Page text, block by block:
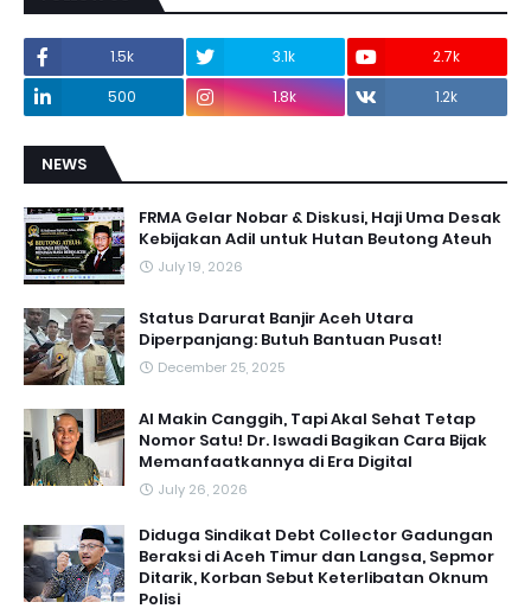
1.5k 3.1k
2.7k
500
1.8k 1.2k
NEWS
FRMA Gelar Nobar & Diskusi, Haji Uma Desak
Kebijakan Adil untuk Hutan Beutong Ateuh
July 19, 2026
Status Darurat Banjir Aceh Utara
Diperpanjang: Butuh Bantuan Pusat!
December 25, 2025
AI Makin Canggih, Tapi Akal Sehat Tetap
Nomor Satu! Dr. Iswadi Bagikan Cara Bijak
Memanfaatkannya di Era Digital
July 26, 2026
Diduga Sindikat Debt Collector Gadungan
Beraksi di Aceh Timur dan Langsa, Sepmor
Ditarik, Korban Sebut Keterlibatan Oknum
Polisi